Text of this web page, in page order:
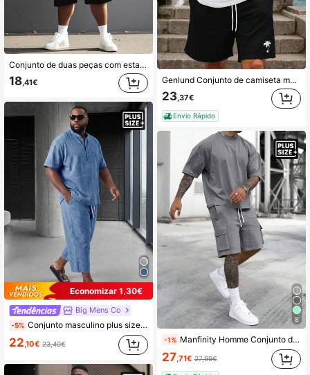
Conjunto de duas peças com estampa digital 3D para homens, estilo urbano, com blocos de cores, estampa gráfica casual e respirável, conjunto de camiseta e shorts plus size, verão, roupas aconchegantes
18,41€
Economizar 1,30€
Big Mens Co
-5% Conjunto masculino plus size de linho cinza com gola mandarim, camisa Henley de linho e bermuda reta 7/8.
22,10€ 23,40€
Genlund Conjunto de camiseta masculina plus size, estampa de coqueiro e pôr do sol
23,37€
Envio Rápido
8
-1% Manfinity Homme Conjunto de 2 peças para homens plus size, estilo casual de verão, moderno e urbano, composto por camiseta de manga curta com ombros caídos e bermuda cargo com cordão na cintura.
27,71€ 27,99€